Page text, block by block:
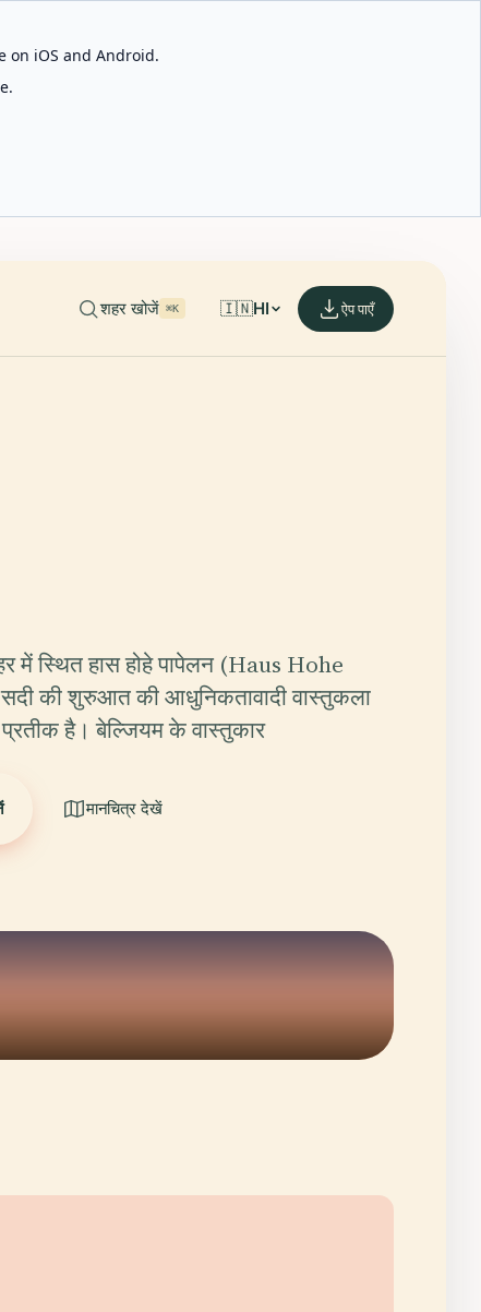
on iOS and Android.
शहर खोजें ⌘K 🇮🇳HI ऐप पाएँ
में स्थित हास होहे पापेलन (Haus Hohe
की शुरुआत की आधुनिकतावादी वास्तुकला
प्रतीक है। बेल्जियम के वास्तुकार
मानचित्र देखें